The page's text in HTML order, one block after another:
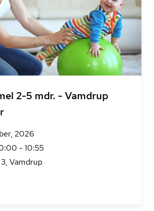
2-5 mdr. - Vamdrup
2026
- 10:55
Vamdrup